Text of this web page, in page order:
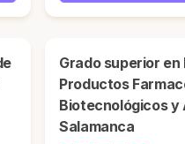
Grado superior en Fabricación de
Productos
Biotecnológicos y
Salamanca